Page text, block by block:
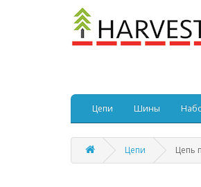
Цепи Шины
Цепи Цепь